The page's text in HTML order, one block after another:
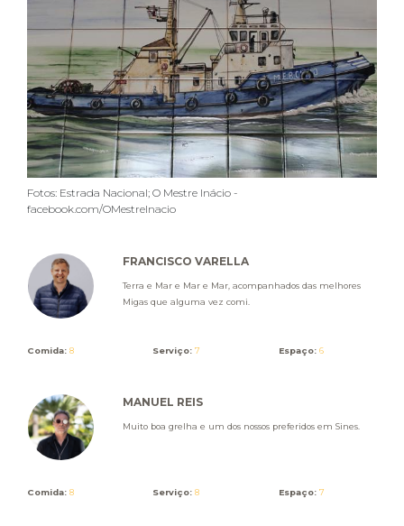
Fotos: Estrada Nacional; O Mestre Inácio -
facebook.com/OMestreInacio
FRANCISCO VARELLA
Terra e Mar e Mar e Mar, acompanhados das melhores
Migas que alguma vez comi.
Comida: 8 Serviço: 7 Espaço: 6
MANUEL REIS
Muito boa grelha e um dos nossos preferidos em Sines.
Comida: 8 Serviço: 8 Espaço: 7